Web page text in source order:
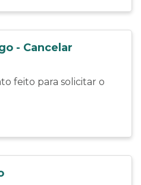
- Cancelar
feito para solicitar o